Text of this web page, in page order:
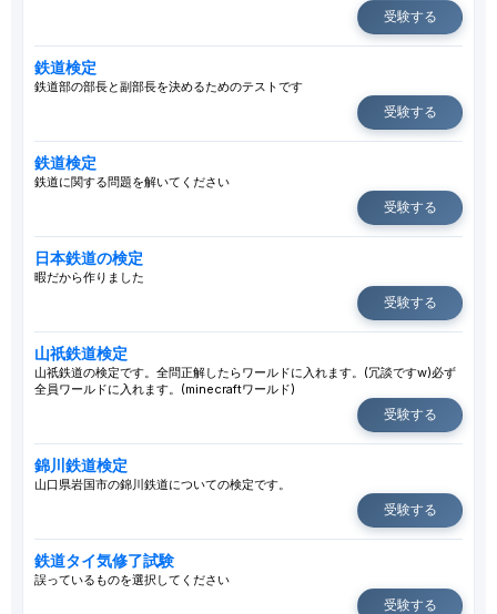
受験する
鉄道検定
鉄道部の部長と副部長を決めるためのテストです
受験する
鉄道検定
鉄道に関する問題を解いてください
受験する
日本鉄道の検定
暇だから作りました
受験する
山祇鉄道検定
山祇鉄道の検定です。全問正解したらワールドに入れます。(冗談ですw)必ず
全員ワールドに入れます。(minecraftワールド)
受験する
錦川鉄道検定
山口県岩国市の錦川鉄道についての検定です。
受験する
鉄道タイ気修了試験
誤っているものを選択してください
受験する